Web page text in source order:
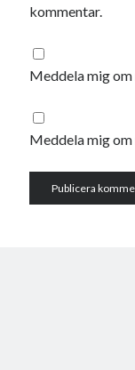
kommentar.
Meddela mig
Meddela mig